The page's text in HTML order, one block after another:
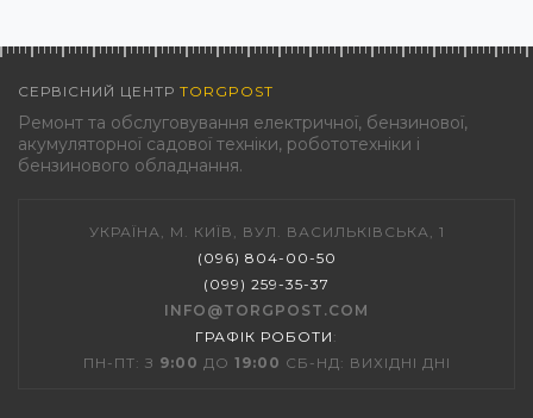
СЕРВІСНИЙ ЦЕНТР TORGPOST
Ремонт та обслуговування електричної, бензинової,
акумуляторної садової техніки, робототехніки і
бензинового обладнання.
УКРАЇНА, М. КИЇВ, ВУЛ. ВАСИЛЬКІВСЬКА, 1
(096) 804-00-50
(099) 259-35-37
INFO@TORGPOST.COM
ГРАФІК РОБОТИ :
ПН-ПТ: З 9:00 ДО 19:00 СБ-НД: ВИХІДНІ ДНІ